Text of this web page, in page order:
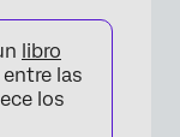
libro
las
los